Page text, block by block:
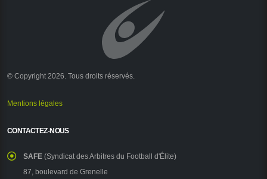
© Copyright 2026. Tous droits réservés.
Mentions légales
CONTACTEZ-NOUS
SAFE (Syndicat des Arbitres du Football d'Élite)
87, boulevard de Grenelle